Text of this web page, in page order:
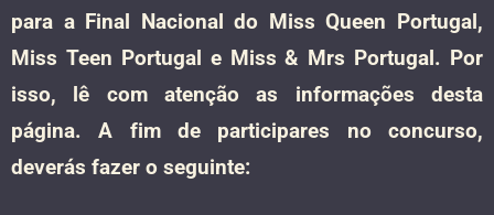
para a Final Nacional do Miss Queen Portugal,
Miss Teen Portugal e Miss & Mrs Portugal. Por
isso, lê com atenção as informações desta
página. A fim de participares no concurso,
deverás fazer o seguinte: